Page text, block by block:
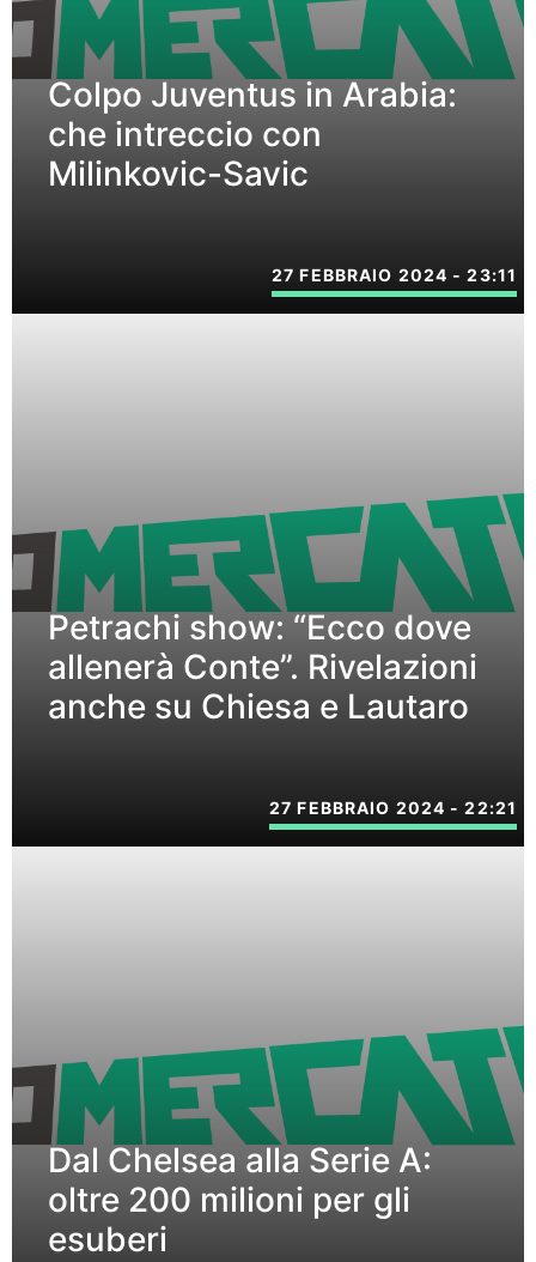
Colpo Juventus in Arabia:
che intreccio con
Milinkovic-Savic
27 FEBBRAIO 2024 - 23:11
Petrachi show: “Ecco dove
allenerà Conte”. Rivelazioni
anche su Chiesa e Lautaro
27 FEBBRAIO 2024 - 22:21
Dal Chelsea alla Serie A:
oltre 200 milioni per gli
esuberi